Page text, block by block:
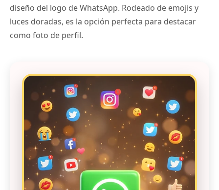
diseño del logo de WhatsApp. Rodeado de emojis y
luces doradas, es la opción perfecta para destacar
como foto de perfil.